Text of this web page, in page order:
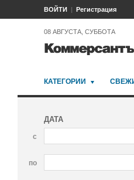
ВОЙТИ Регистрация
08 АВГУСТА, СУББОТА
КАТЕГОРИИ
ДАТА
с
по